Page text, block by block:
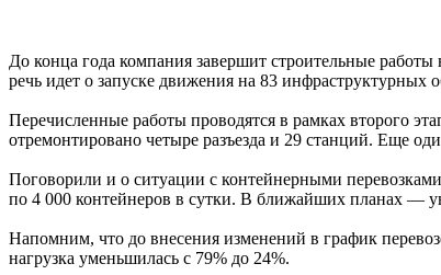
До конца года компания завершит строительные
речь идет о запуске движения на 83 инфраструктурных
Перечисленные работы проводятся в рамках второго
отремонтировано четыре разъезда и 29 станций. Еще
Поговорили и о ситуации с контейнерными
по 4 000 контейнеров в сутки. В ближайших планах —
Напомним, что до внесения изменений в график
нагрузка уменьшилась с 79% до 24%.